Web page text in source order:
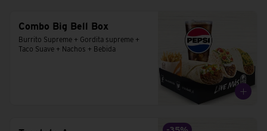
Combo Big Bell Box
Burrito Supreme + Gordita supreme +
Taco Suave + Nachos + Bebida